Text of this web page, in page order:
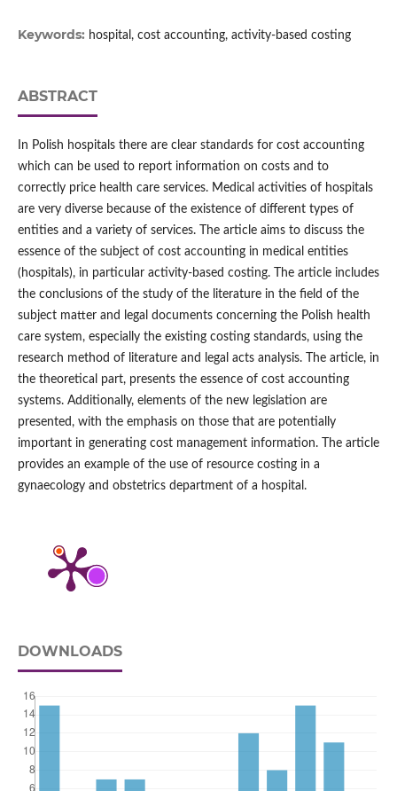
Keywords: hospital, cost accounting, activity‑based costing
ABSTRACT
In Polish hospitals there are clear standards for cost accounting
which can be used to report information on costs and to
correctly price health care services. Medical activities of hospitals
are very diverse because of the existence of different types of
entities and a variety of services. The article aims to discuss the
essence of the subject of cost accounting in medical entities
(hospitals), in particular activity‑based costing. The article includes
the conclusions of the study of the literature in the field of the
subject matter and legal documents concerning the Polish health
care system, especially the existing costing standards, using the
research method of literature and legal acts analysis. The article, in
the theoretical part, presents the essence of cost accounting
systems. Additionally, elements of the new legislation are
presented, with the emphasis on those that are potentially
important in generating cost management information. The article
provides an example of the use of resource costing in a
gynaecology and obstetrics department of a hospital.
DOWNLOADS